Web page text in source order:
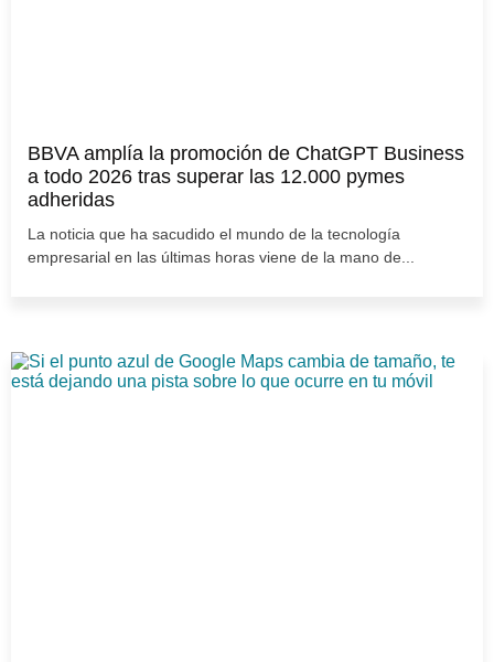
BBVA amplía la promoción de ChatGPT Business
a todo 2026 tras superar las 12.000 pymes
adheridas
La noticia que ha sacudido el mundo de la tecnología
empresarial en las últimas horas viene de la mano de...